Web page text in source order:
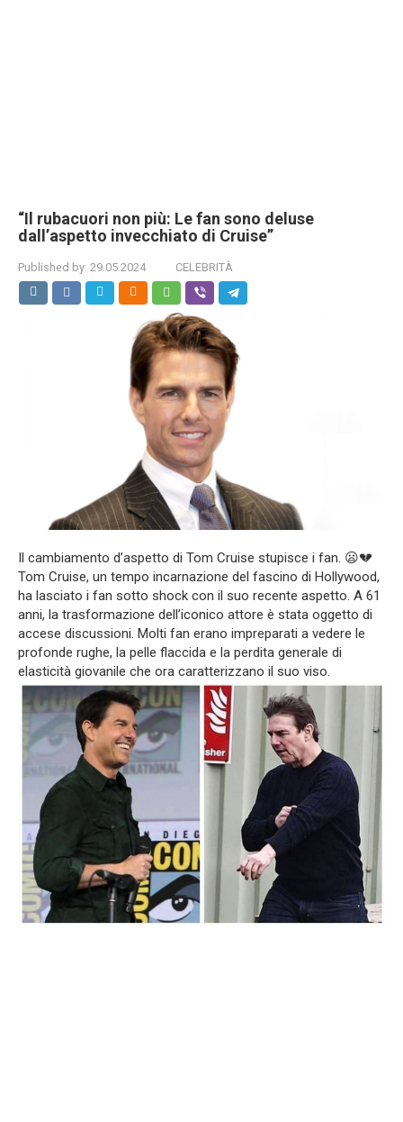
“Il rubacuori non più: Le fan sono deluse
dall’aspetto invecchiato di Cruise”
Published by: 29.05.2024 CELEBRITÀ
Il cambiamento d’aspetto di Tom Cruise stupisce i fan. 😦💔
Tom Cruise, un tempo incarnazione del fascino di Hollywood,
ha lasciato i fan sotto shock con il suo recente aspetto. A 61
anni, la trasformazione dell’iconico attore è stata oggetto di
accese discussioni. Molti fan erano impreparati a vedere le
profonde rughe, la pelle flaccida e la perdita generale di
elasticità giovanile che ora caratterizzano il suo viso.